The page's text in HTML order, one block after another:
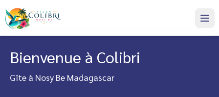
Bienvenue à Colibri
Gîte à Nosy Be Madagascar